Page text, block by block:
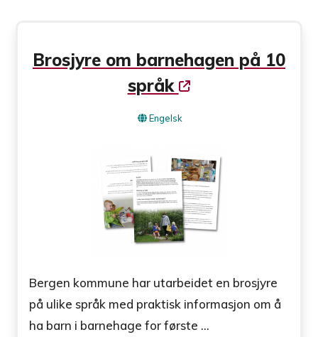
Brosjyre om barnehagen på 10
språk
Engelsk
Bergen kommune har utarbeidet en brosjyre
på ulike språk med praktisk informasjon om å
ha barn i barnehage for første ...